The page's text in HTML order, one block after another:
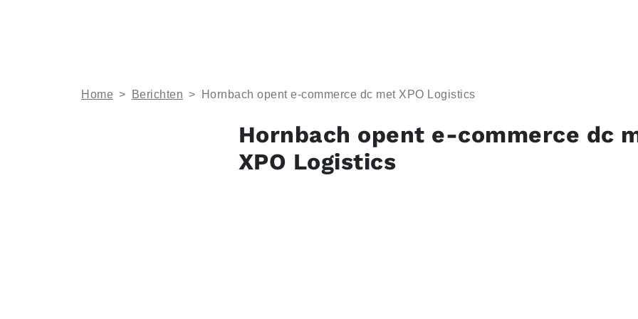
Home > Berichten > Hornbach opent e-commerce dc met XPO Logistics
Hornbach opent e-commerce dc
XPO Logistics